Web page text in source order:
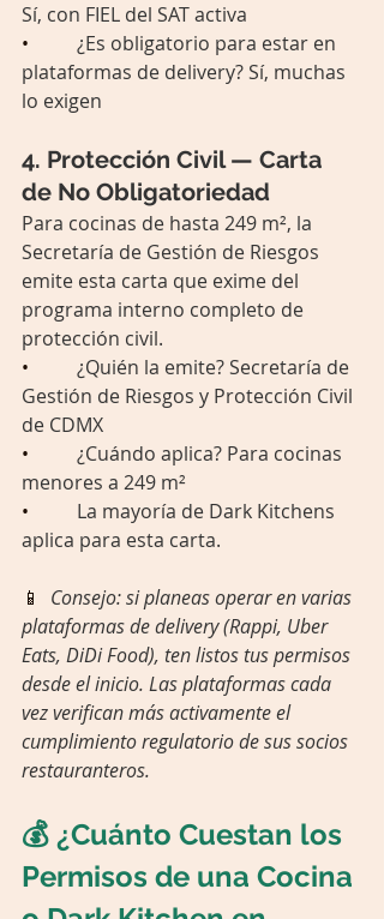
Sí, con FIEL del SAT activa
• ¿Es obligatorio para estar en
plataformas de delivery? Sí, muchas
lo exigen
4. Protección Civil — Carta
de No Obligatoriedad
Para cocinas de hasta 249 m², la
Secretaría de Gestión de Riesgos
emite esta carta que exime del
programa interno completo de
protección civil.
• ¿Quién la emite? Secretaría de
Gestión de Riesgos y Protección Civil
de CDMX
• ¿Cuándo aplica? Para cocinas
menores a 249 m²
• La mayoría de Dark Kitchens
aplica para esta carta.
📱 Consejo: si planeas operar en varias
plataformas de delivery (Rappi, Uber
Eats, DiDi Food), ten listos tus permisos
desde el inicio. Las plataformas cada
vez verifican más activamente el
cumplimiento regulatorio de sus socios
restauranteros.
💰 ¿Cuánto Cuestan los
Permisos de una Cocina